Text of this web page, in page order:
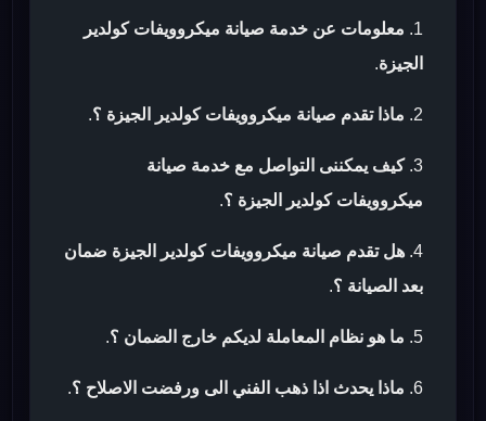
معلومات عن خدمة صيانة ميكروويفات كولدير
الجيزة.
ماذا تقدم صيانة ميكروويفات كولدير الجيزة ؟.
كيف يمكننى التواصل مع خدمة صيانة
ميكروويفات كولدير الجيزة ؟.
هل تقدم صيانة ميكروويفات كولدير الجيزة ضمان
بعد الصيانة ؟.
ما هو نظام المعاملة لديكم خارج الضمان ؟.
ماذا يحدث اذا ذهب الفني الى ورفضت الاصلاح ؟.